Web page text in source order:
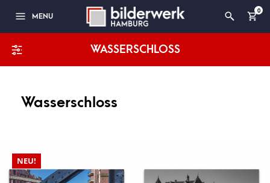
MENU
0
WASSERSCHLOSS
Wasserschloss
NEU!